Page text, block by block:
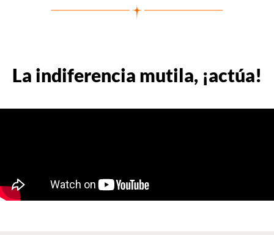
La indiferencia mutila, ¡actúa!